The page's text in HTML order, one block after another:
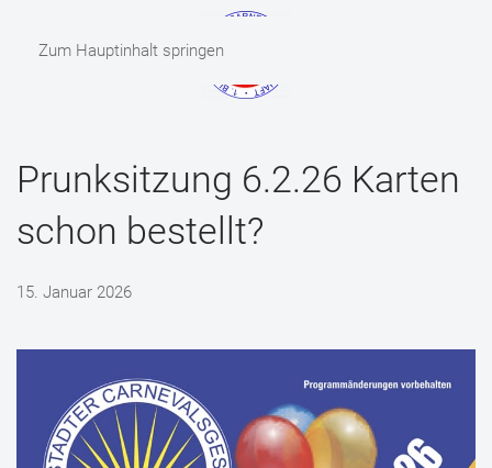
Zum Hauptinhalt springen
MENÜ
Prunksitzung 6.2.26 Karten
schon bestellt?
15. Januar 2026